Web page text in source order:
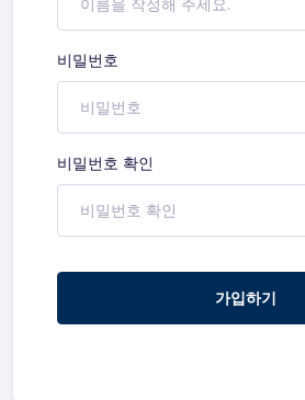
비밀번호
비밀번호 확인
가입하기